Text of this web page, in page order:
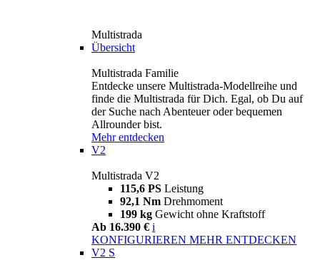
Multistrada
Übersicht
Multistrada Familie
Entdecke unsere Multistrada-Modellreihe und
finde die Multistrada für Dich. Egal, ob Du auf
der Suche nach Abenteuer oder bequemen
Allrounder bist.
Mehr entdecken
V2
Multistrada V2
115,6 PS Leistung
92,1 Nm Drehmoment
199 kg Gewicht ohne Kraftstoff
Ab 16.390 € i
KONFIGURIEREN MEHR ENTDECKEN
V2 S